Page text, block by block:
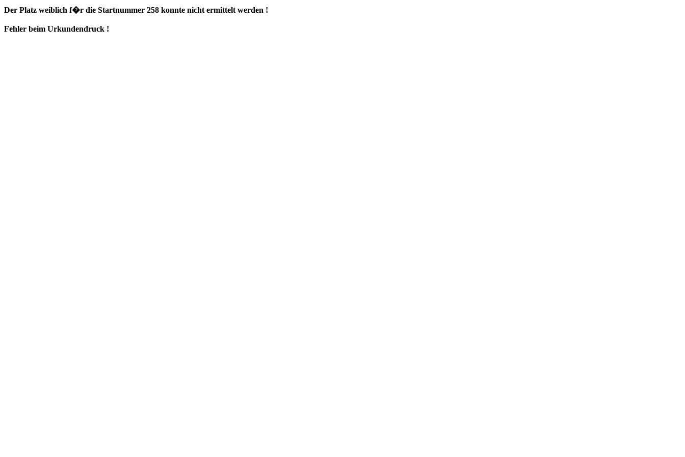
Der Platz weiblich f�r die Startnummer 258 konnte nicht ermittelt werden !
Fehler beim Urkundendruck !